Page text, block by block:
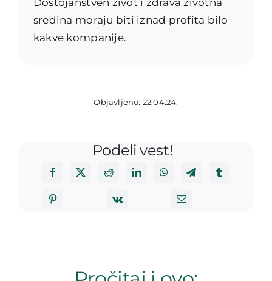
sredina moraju biti iznad profita bilo
kakve kompanije.
Objavljeno: 22.04.24.
Podeli vest!